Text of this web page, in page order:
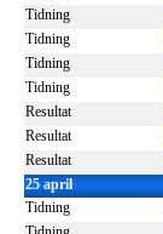
Tidning
Tidning
Tidning
Tidning
Resultat
Resultat
Resultat
25 april
Tidning